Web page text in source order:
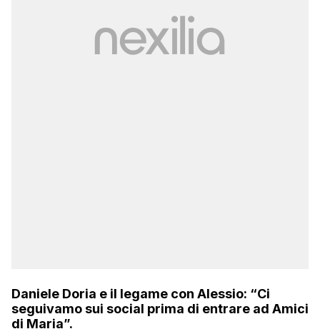
Daniele Doria e il legame con Alessio: “Ci
seguivamo sui social prima di entrare ad Amici
di Maria”.